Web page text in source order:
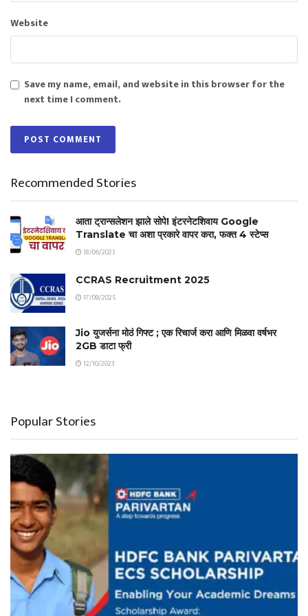
Website
Save my name, email, and website in this browser for the
next time I comment.
Recommended Stories
आता ट्रान्सलेशन झाले सोपे! इंटरनेटशिवाय Google
Translate चा अशा प्रकारे वापर करा, फक्त 4 स्टेप्स
18/06/2023
CCRAS Recruitment 2025
17/09/2025
Jio युजर्सना मोठं गिफ्ट ; एक रिचार्ज करा आणि मिळवा वर्षभर
2GB डाटा फ्री
12/10/2023
Popular Stories